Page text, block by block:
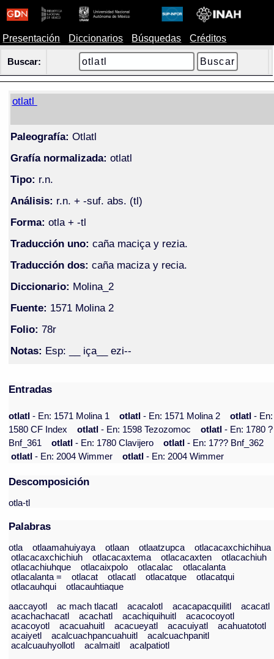
Presentación Diccionarios Búsquedas Créditos
Buscar:
otlatl
Paleografía: Otlatl
Grafía normalizada: otlatl
Tipo: r.n.
Análisis: r.n. + -suf. abs. (tl)
Forma: otla + -tl
Traducción uno: caña maciça y rezia.
Traducción dos: caña maciza y recia.
Diccionario: Molina_2
Fuente: 1571 Molina 2
Folio: 78r
Notas: Esp: __ iça__ ezi--
Entradas
otlatl- En: 1571 Molina 1 otlatl- En: 1571 Molina 2 otlatl- En:
1580 CF Index
otlatl- En: 1598 Tezozomoc otlatl- En: 1780 ?
Bnf_361
otlatl- En: 1780 Clavijero otlatl- En: 17?? Bnf_362
otlatl- En: 2004 Wimmer otlatl- En: 2004 Wimmer
Descomposición
otla-tl
Palabras
otla otlaamahuiyaya otlaan otlaatzupca
otlacacaxchichihua
otlacacaxchichiuh
otlacacaxtema otlacacaxten
otlacachiuh
otlacachiuhque
otlacaixpolo otlacalac
otlacalanta
otlacalanta =
otlacat otlacatl otlacatque
otlacatqui
otlacauhqui
otlacauhtiaque
aaccayotl
ac mach tlacatl acacalotl acacapacquilitl
acacatl
acachachacatl
acachatl acachiquihuitl
acacocoyotl
acacoyotl
acacuahuitl acacueyatl acacuiyatl
acahuatototl
acaiyetl
acalcuachpancuahuitl
acalcuachpanitl
acalcuauhyollotl
acalmaitl
acalpatiotl